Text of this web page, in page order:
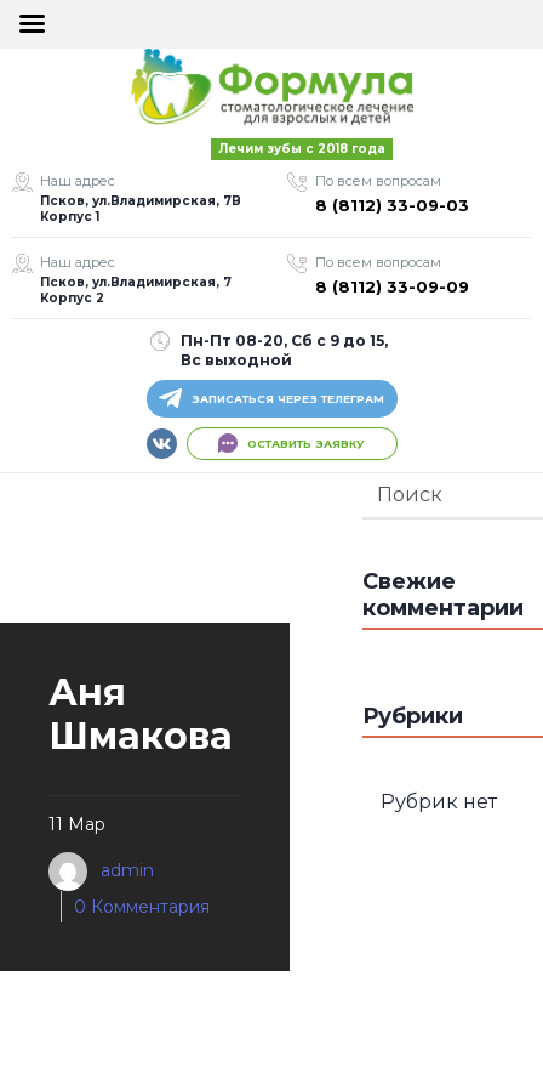
ОСТАВИТЬ
ЗАЯВКУ
Я согласен на
обработку моих
персональных
данных
Лечим зубы с 2018 года
Наш адрес
Псков, ул.Владимирская, 7В
Корпус 1
По всем вопросам
8 (8112) 33-09-03
Наш адрес
Псков, ул.Владимирская, 7
Корпус 2
По всем вопросам
8 (8112) 33-09-09
Пн-Пт 08-20, Сб с 9 до 15,
Вс выходной
ЗАПИСАТЬСЯ ЧЕРЕЗ ТЕЛЕГРАМ
ОСТАВИТЬ ЗАЯВКУ
ОСТАВИТЬ
ЗАЯВКУ
Я согласен на
обработку моих
персональных
данных
Аня
Шмакова
11 Мар
admin
0 Комментария
Свежие
комментарии
Рубрики
Рубрик нет